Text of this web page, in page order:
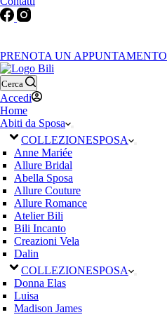
PRENOTA UN APPUNTAMENTO
Cerca
Accedi
Home
Abiti da Sposa
COLLEZIONESPOSA
Anne Mariée
Allure Bridal
Abella Sposa
Allure Couture
Allure Romance
Atelier Bili
Bili Incanto
Creazioni Vela
Dalin
COLLEZIONESPOSA
Donna Elas
Luisa
Madison James